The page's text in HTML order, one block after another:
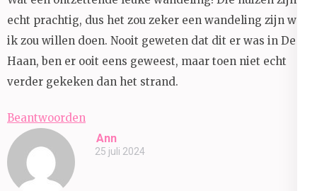
echt prachtig, dus het zou zeker een wandeling zijn wat
ik zou willen doen. Nooit geweten dat dit er was in De
Haan, ben er ooit eens geweest, maar toen niet echt
verder gekeken dan het strand.
Beantwoorden
Ann
25 juli 2024